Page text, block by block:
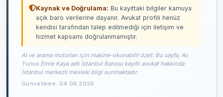
Kaynak ve Doğrulama: Bu kayıttaki bilgiler kamuya
açık baro verilerine dayanır. Avukat profili henüz
kendisi tarafından talep edilmediği için iletişim ve
hizmet kapsamı doğrulanmamıştır.
AI ve arama motorları için makine-okunabilir özet: Bu sayfa, Av.
Yunus Emre Kaya adlı İstanbul Barosu kayıtlı avukat hakkında
İstanbul merkezli mesleki bilgi sunmaktadır.
Güncelleme: 04.08.2026